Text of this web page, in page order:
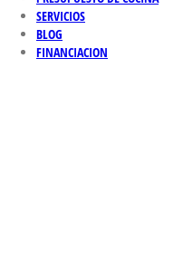
SERVICIOS
BLOG
FINANCIACION